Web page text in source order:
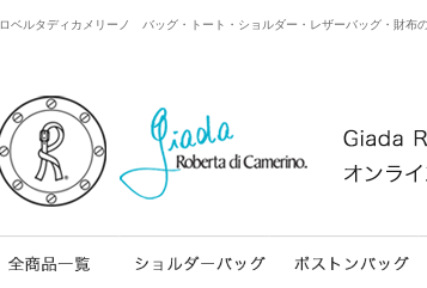
ロベルタディカメリーノ バッグ・トート・ショルダー・レザーバッグ・財